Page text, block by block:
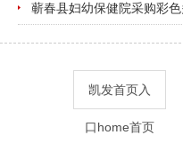
凯发首页入
口home首页